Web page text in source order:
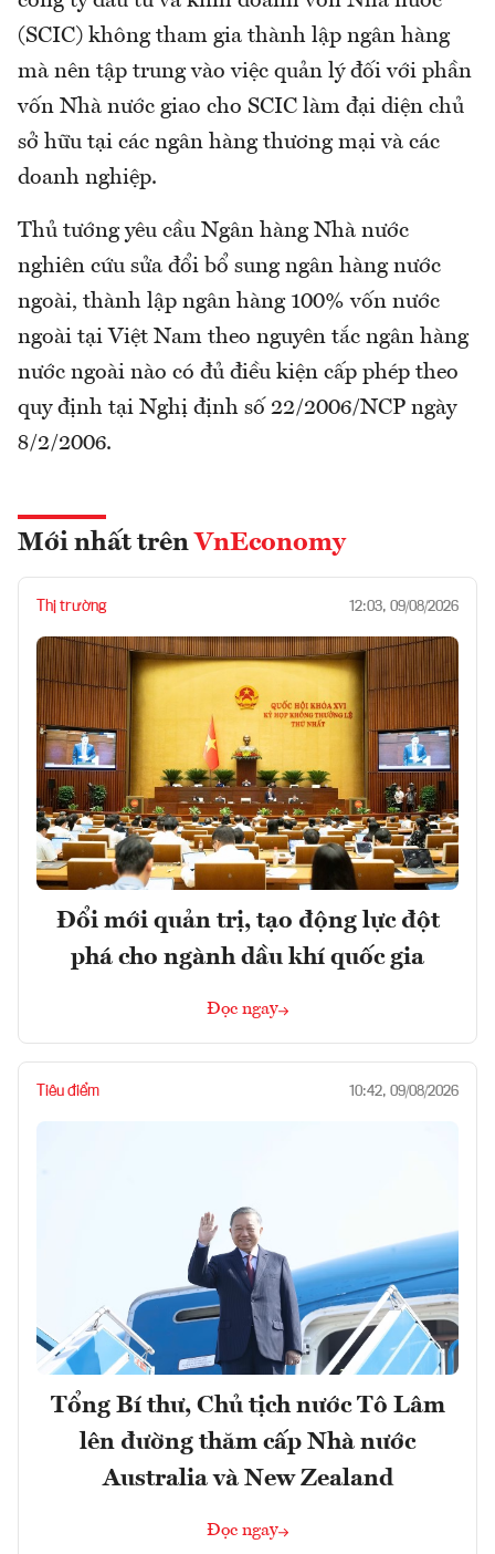
(SCIC) không tham gia thành lập ngân hàng
mà nên tập trung vào việc quản lý đối với phần
vốn Nhà nước giao cho SCIC làm đại diện chủ
sở hữu tại các ngân hàng thương mại và các
doanh nghiệp.
Thủ tướng yêu cầu Ngân hàng Nhà nước
nghiên cứu sửa đổi bổ sung ngân hàng nước
ngoài, thành lập ngân hàng 100% vốn nước
ngoài tại Việt Nam theo nguyên tắc ngân hàng
nước ngoài nào có đủ điều kiện cấp phép theo
quy định tại Nghị định số 22/2006/NCP ngày
8/2/2006.
Mới nhất trên VnEconomy
Thị trường 12:03, 09/08/2026
Đổi mới quản trị, tạo động lực đột
phá cho ngành dầu khí quốc gia
Đọc ngay
Tiêu điểm 10:42, 09/08/2026
Tổng Bí thư, Chủ tịch nước Tô Lâm
lên đường thăm cấp Nhà nước
Australia và New Zealand
Đọc ngay